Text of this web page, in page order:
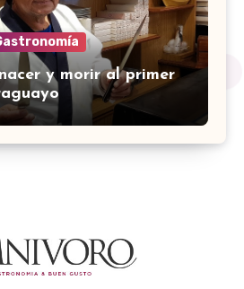
y morir al primer